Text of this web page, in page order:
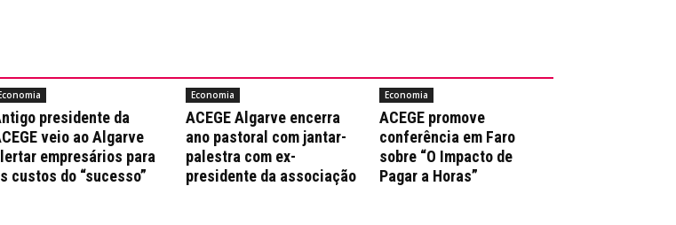
presidente da
veio ao Algarve
empresários para
custos do “sucesso”
Economia
ACEGE Algarve encerra
ano pastoral com jantar-
palestra com ex-
presidente da associação
Economia
ACEGE promove
conferência em Faro
sobre “O Impacto de
Pagar a Horas”